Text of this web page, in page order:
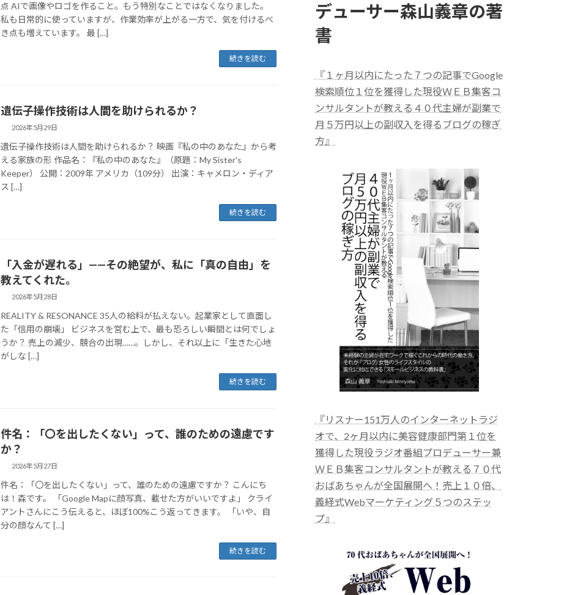
点 AIで画像やロゴを作ること。もう特別なことではなくなりました。
私も日常的に使っていますが、作業効率が上がる一方で、気を付けるべ
き点も増えています。 最 […]
続きを読む
遺伝子操作技術は人間を助けられるか？
2026年5月29日
遺伝子操作技術は人間を助けられるか？ 映画『私の中のあなた』から考
える家族の形 作品名：『私の中のあなた』（原題：My Sister's
Keeper） 公開：2009年 アメリカ（109分） 出演：キャメロン・ディア
ス […]
続きを読む
「入金が遅れる」——その絶望が、私に「真の自由」を
教えてくれた。
2026年5月28日
REALITY & RESONANCE 35人の給料が払えない。起業家として直面し
た「信用の崩壊」 ビジネスを営む上で、最も恐ろしい瞬間とは何でしょ
うか？ 売上の減少、競合の出現……。しかし、それ以上に「生きた心地
がしな […]
続きを読む
件名：「〇を出したくない」って、誰のための遠慮です
か？
2026年5月27日
件名：「〇を出したくない」って、誰のための遠慮ですか？ こんにち
は！森です。 「Google Mapに顔写真、載せた方がいいですよ」 クライ
アントさんにこう伝えると、ほぼ100%こう返ってきます。 「いや、自
分の顔なんて […]
続きを読む
デューサー森山義章の著
書
『１ヶ月以内にたった７つの記事でGoogle
検索順位１位を獲得した現役ＷＥＢ集客コ
ンサルタントが教える４０代主婦が副業で
月５万円以上の副収入を得るブログの稼ぎ
方』
『リスナー151万人のインターネットラジ
オで、2ヶ月以内に美容健康部門第１位を
獲得した現役ラジオ番組プロデューサー兼
ＷＥＢ集客コンサルタントが教える７０代
おばあちゃんが全国展開へ！売上１０倍、
義経式Webマーケティング５つのステッ
プ』